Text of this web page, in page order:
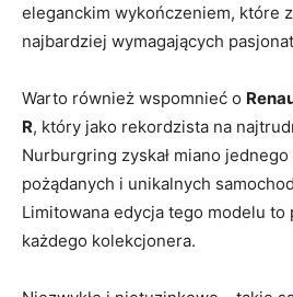
‌eleganckim wykończeniem, które
najbardziej wymagających
Warto również wspomnieć o
R, który jako rekordzista na
Nurburgring zyskał miano
pożądanych i ⁢unikalnych
Limitowana edycja tego modelu to
⁣każdego ‍kolekcjonera.